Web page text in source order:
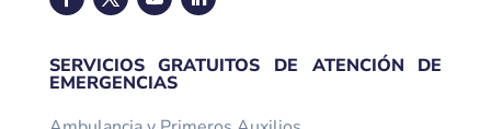
SERVICIOS GRATUITOS DE ATENCIÓN DE
EMERGENCIAS